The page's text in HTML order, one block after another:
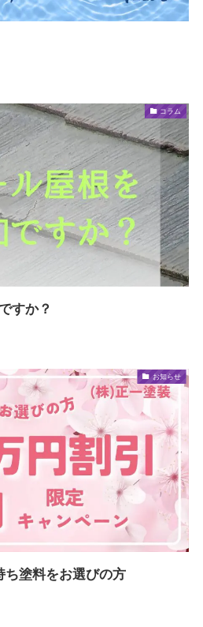
コラム
すか？
お知らせ
塗料をお選びの方